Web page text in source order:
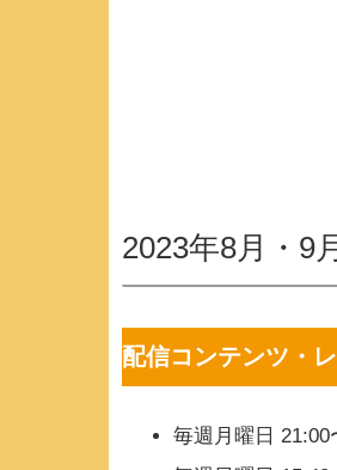
2023年8月・9
配信コンテンツ・
毎週月曜日